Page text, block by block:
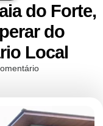
do Forte,
do
Local